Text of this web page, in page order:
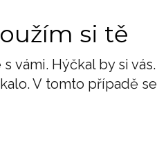
si tě
vámi. Hýčkal by si vás.
V tomto případě se